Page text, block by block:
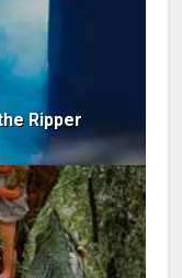
Ripper